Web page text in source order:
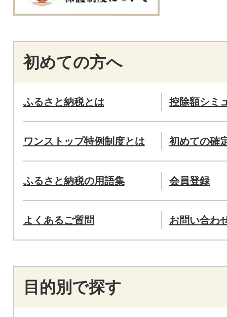
初めての方へ
ふるさと納税とは 控除額シミ
ワンストップ特例制度とは 初めての確
ふるさと納税の用語集 会員登録
よくあるご質問 お問い合わ
目的別で探す